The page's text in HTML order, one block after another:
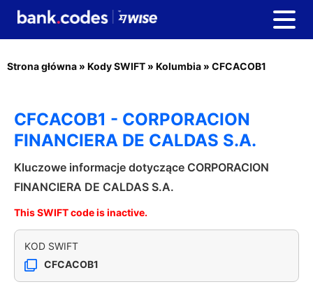
Strona główna » Kody SWIFT » Kolumbia » CFCACOB1
CFCACOB1 - CORPORACION
FINANCIERA DE CALDAS S.A.
Kluczowe informacje dotyczące CORPORACION
FINANCIERA DE CALDAS S.A.
This SWIFT code is inactive.
KOD SWIFT
CFCACOB1